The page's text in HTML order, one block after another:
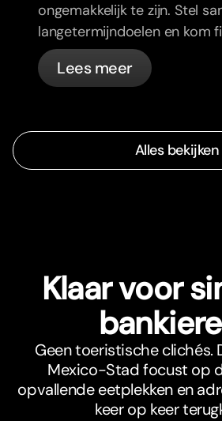
ongemakkelijk te zijn. Stel
langetermijndoelen en kom
op één lijn.
Lees meer
Alles bekijken
Klaar voor
Geen toeristische clichés.
Mexico-Stad focust op
opvallende eetplekken en
keer op keer